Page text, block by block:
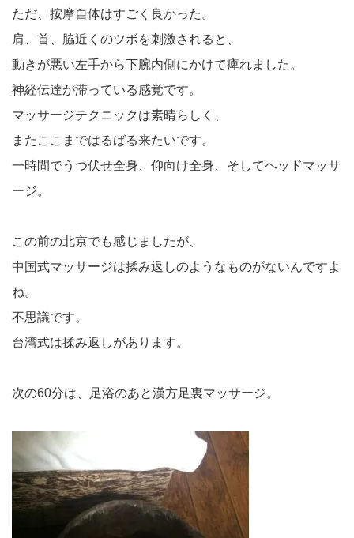
ただ、按摩自体はすごく良かった。
肩、首、脇近くのツボを刺激されると、
動きが悪い左手から下腕内側にかけて痺れました。
神経伝達が滞っている感覚です。
マッサージテクニックは素晴らしく、
またここまではるばる来たいです。
一時間でうつ伏せ全身、仰向け全身、そしてヘッドマッサ
ージ。
この前の北京でも感じましたが、
中国式マッサージは揉み返しのようなものがないんですよ
ね。
不思議です。
台湾式は揉み返しがあります。
次の60分は、足浴のあと漢方足裏マッサージ。